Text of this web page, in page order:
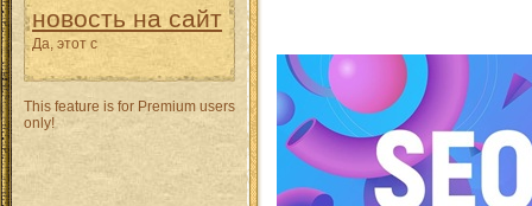
новость на сайт
Да, этот с
This feature is for Premium users
only!